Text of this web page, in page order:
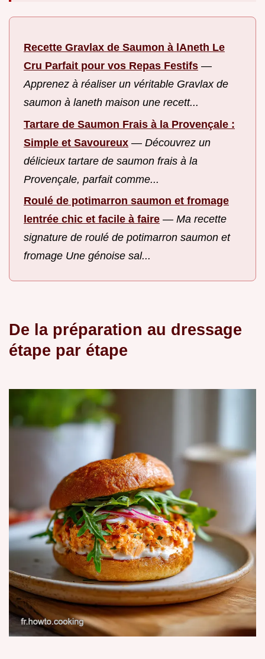
Recette Gravlax de Saumon à lAneth Le
Cru Parfait pour vos Repas Festifs —
Apprenez à réaliser un véritable Gravlax de
saumon à laneth maison une recett...
Tartare de Saumon Frais à la Provençale :
Simple et Savoureux — Découvrez un
délicieux tartare de saumon frais à la
Provençale, parfait comme...
Roulé de potimarron saumon et fromage
lentrée chic et facile à faire — Ma recette
signature de roulé de potimarron saumon et
fromage Une génoise sal...
De la préparation au dressage
étape par étape